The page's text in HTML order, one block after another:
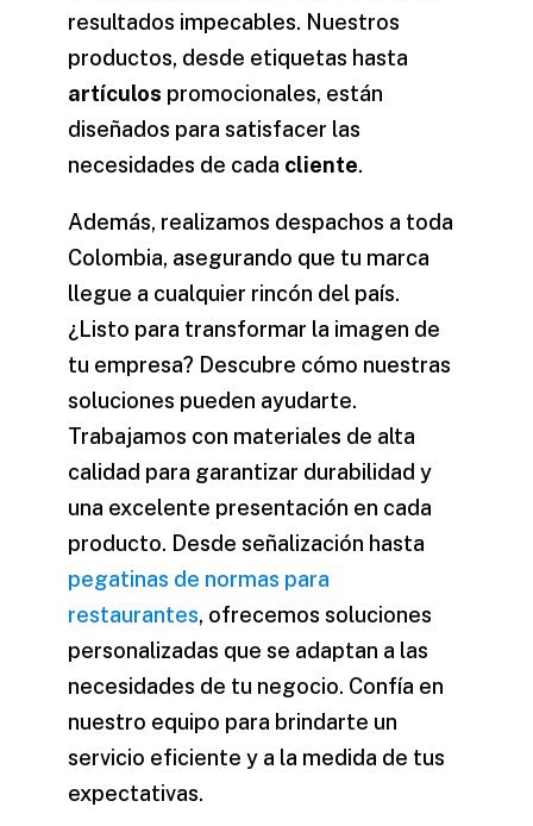
resultados impecables. Nuestros
productos, desde etiquetas hasta
artículos promocionales, están
diseñados para satisfacer las
necesidades de cada cliente.
Además, realizamos despachos a toda
Colombia, asegurando que tu marca
llegue a cualquier rincón del país.
¿Listo para transformar la imagen de
tu empresa? Descubre cómo nuestras
soluciones pueden ayudarte.
Trabajamos con materiales de alta
calidad para garantizar durabilidad y
una excelente presentación en cada
producto. Desde señalización hasta
pegatinas de normas para
restaurantes, ofrecemos soluciones
personalizadas que se adaptan a las
necesidades de tu negocio. Confía en
nuestro equipo para brindarte un
servicio eficiente y a la medida de tus
expectativas.